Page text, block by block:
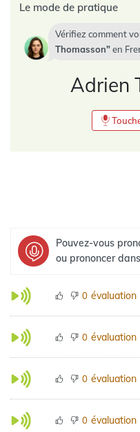
Le mode de pratique
Vérifiez comment
Thomasson
en
Adrien
Pouvez-vous
ou prononcer
0 évaluation
0 évaluation
0 évaluation
0 évaluation